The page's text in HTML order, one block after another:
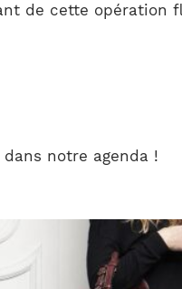
de cette opération
notre agenda !